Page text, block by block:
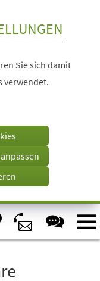
Sie sich damit
verwendet.